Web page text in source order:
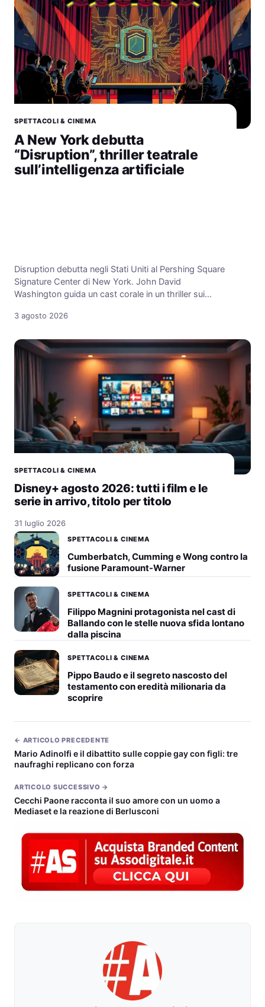
SPETTACOLI & CINEMA
A New York debutta
“Disruption”, thriller teatrale
sull’intelligenza artificiale
Disruption debutta negli Stati Uniti al Pershing Square
Signature Center di New York. John David
Washington guida un cast corale in un thriller sui…
3 agosto 2026
SPETTACOLI & CINEMA
Disney+ agosto 2026: tutti i film e le
serie in arrivo, titolo per titolo
31 luglio 2026
SPETTACOLI & CINEMA
Cumberbatch, Cumming e Wong contro la
fusione Paramount-Warner
SPETTACOLI & CINEMA
Filippo Magnini protagonista nel cast di
Ballando con le stelle nuova sfida lontano
dalla piscina
SPETTACOLI & CINEMA
Pippo Baudo e il segreto nascosto del
testamento con eredità milionaria da
scoprire
← ARTICOLO PRECEDENTE
Mario Adinolfi e il dibattito sulle coppie gay con figli: tre
naufraghi replicano con forza
ARTICOLO SUCCESSIVO →
Cecchi Paone racconta il suo amore con un uomo a
Mediaset e la reazione di Berlusconi